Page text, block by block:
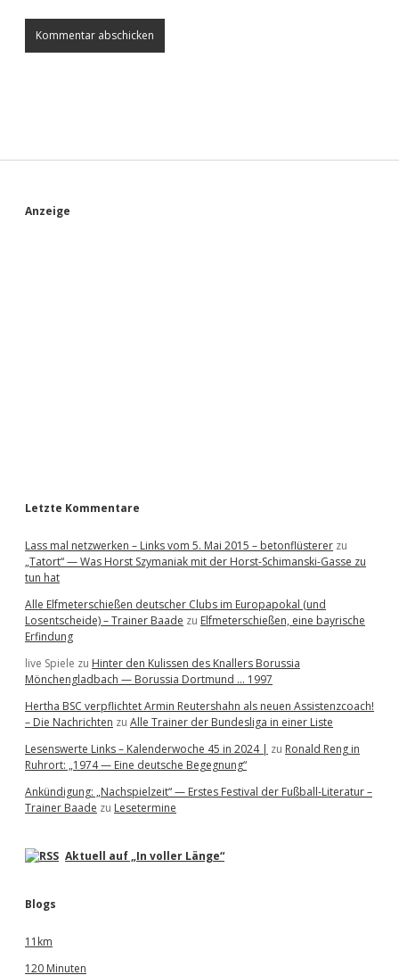
S
Anzeige
Letzte Kommentare
Lass mal netzwerken – Links vom 5. Mai 2015 – betonflüsterer zu
„Tatort“ — Was Horst Szymaniak mit der Horst-Schimanski-Gasse zu
tun hat
Alle Elfmeterschießen deutscher Clubs im Europapokal (und
Losentscheide) – Trainer Baade zu Elfmeterschießen, eine bayrische
Erfindung
live Spiele zu Hinter den Kulissen des Knallers Borussia
Mönchengladbach — Borussia Dortmund … 1997
Hertha BSC verpflichtet Armin Reutershahn als neuen Assistenzcoach!
– Die Nachrichten zu Alle Trainer der Bundesliga in einer Liste
Lesenswerte Links – Kalenderwoche 45 in 2024 | zu Ronald Reng in
Ruhrort: „1974 — Eine deutsche Begegnung“
Ankündigung: „Nachspielzeit“ — Erstes Festival der Fußball-Literatur –
Trainer Baade zu Lesetermine
Aktuell auf „In voller Länge“
Blogs
11km
120 Minuten